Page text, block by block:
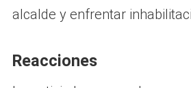
alcalde y enfrentar
Reacciones